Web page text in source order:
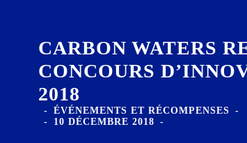
CARBON WATERS
CONCOURS
2018
ÉVÉNEMENTS ET RÉCOMPENSES
10 DÉCEMBRE 2018